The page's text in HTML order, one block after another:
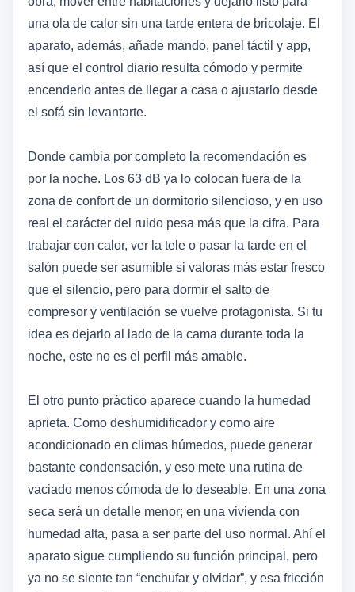
una ola de calor sin una tarde entera de bricolaje. El
aparato, además, añade mando, panel táctil y app,
así que el control diario resulta cómodo y permite
encenderlo antes de llegar a casa o ajustarlo desde
el sofá sin levantarte.
Donde cambia por completo la recomendación es
por la noche. Los 63 dB ya lo colocan fuera de la
zona de confort de un dormitorio silencioso, y en uso
real el carácter del ruido pesa más que la cifra. Para
trabajar con calor, ver la tele o pasar la tarde en el
salón puede ser asumible si valoras más estar fresco
que el silencio, pero para dormir el salto de
compresor y ventilación se vuelve protagonista. Si tu
idea es dejarlo al lado de la cama durante toda la
noche, este no es el perfil más amable.
El otro punto práctico aparece cuando la humedad
aprieta. Como deshumidificador y como aire
acondicionado en climas húmedos, puede generar
bastante condensación, y eso mete una rutina de
vaciado menos cómoda de lo deseable. En una zona
seca será un detalle menor; en una vivienda con
humedad alta, pasa a ser parte del uso normal. Ahí el
aparato sigue cumpliendo su función principal, pero
ya no se siente tan “enchufar y olvidar”, y esa fricción